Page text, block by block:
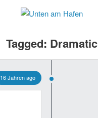
Tagged: Dramatic
16 Jahren ago